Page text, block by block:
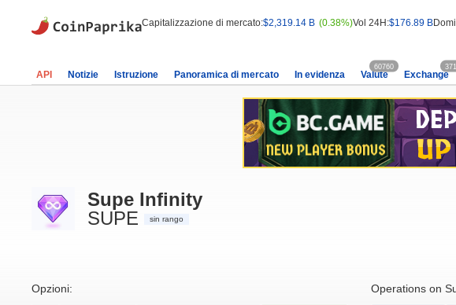
Capitalizzazione di mercato:$2,319.14 B (0.38%)Vol 24H:$176.89 B
API Notizie Istruzione Panoramica di mercato In evidenza Valute
60760
Exchange
371
Supe Infinity
SUPE
sin rango
Opzioni: Operations on